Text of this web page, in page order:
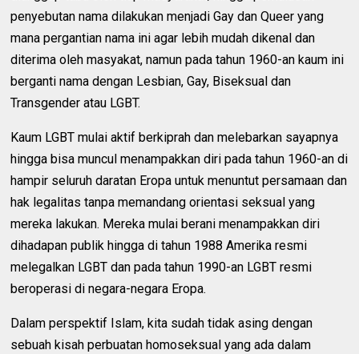
penyebutan nama dilakukan menjadi Gay dan Queer yang
mana pergantian nama ini agar lebih mudah dikenal dan
diterima oleh masyakat, namun pada tahun 1960-an kaum ini
berganti nama dengan Lesbian, Gay, Biseksual dan
Transgender atau LGBT.
Kaum LGBT mulai aktif berkiprah dan melebarkan sayapnya
hingga bisa muncul menampakkan diri pada tahun 1960-an di
hampir seluruh daratan Eropa untuk menuntut persamaan dan
hak legalitas tanpa memandang orientasi seksual yang
mereka lakukan. Mereka mulai berani menampakkan diri
dihadapan publik hingga di tahun 1988 Amerika resmi
melegalkan LGBT dan pada tahun 1990-an LGBT resmi
beroperasi di negara-negara Eropa.
Dalam perspektif Islam, kita sudah tidak asing dengan
sebuah kisah perbuatan homoseksual yang ada dalam